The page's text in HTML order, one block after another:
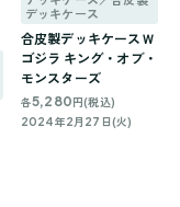
デッキケース
合皮製デッキケースＷ
ゴジラ キング・オブ・
モンスターズ
各5,280円(税込)
2024年2月27日(火)